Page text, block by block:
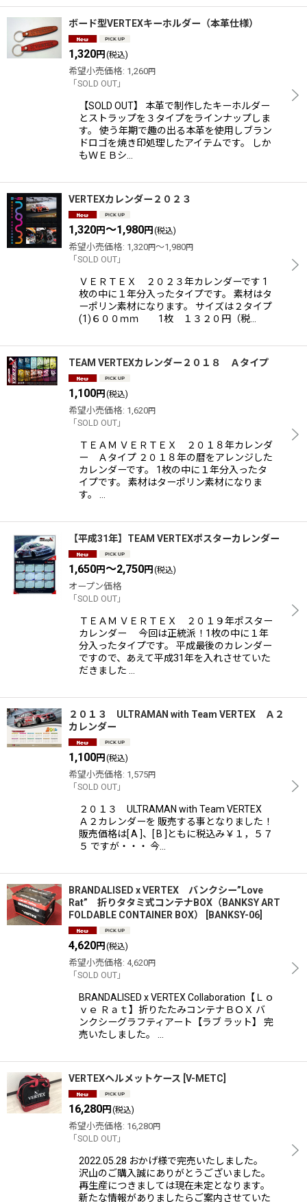
ボード型VERTEXキーホルダー（本革仕様）
1,320円 (税込)
希望小売価格: 1,260円
「SOLD OUT」
【SOLD OUT】 本革で制作したキーホルダー
とストラップを３タイプをラインナップしま
す。 使う年期で趣の出る本革を使用しブラン
ドロゴを焼き印処理したアイテムです。 しか
もＷＥＢシ…
VERTEXカレンダー２０２３
1,320円～1,980円 (税込)
希望小売価格: 1,320円～1,980円
「SOLD OUT」
ＶＥＲＴＥＸ ２０２３年カレンダーです 1
枚の中に１年分入ったタイプです。 素材はタ
ーポリン素材になります。 サイズは２タイプ
(1)６００ｍｍ 1枚 １３２０円（税…
TEAM VERTEXカレンダー２０１８ Ａタイプ
1,100円 (税込)
希望小売価格: 1,620円
「SOLD OUT」
ＴＥＡＭ ＶＥＲＴＥＸ ２０１８年カレンダ
ー Ａタイプ ２０１８年の暦をアレンジした
カレンダーです。 1枚の中に１年分入ったタ
イプです。 素材はターポリン素材になりま
す。 …
【平成31年】TEAM VERTEXポスターカレンダー
1,650円～2,750円 (税込)
オープン価格
「SOLD OUT」
ＴＥＡＭ ＶＥＲＴＥＸ ２０１９年ポスター
カレンダー 今回は正統派！1枚の中に１年
分入ったタイプです。 平成最後のカレンダー
ですので、あえて平成31年を入れさせていた
だきました …
２０１３ ULTRAMAN with Team VERTEX Ａ２
カレンダー
1,100円 (税込)
希望小売価格: 1,575円
「SOLD OUT」
２０１３ ULTRAMAN with Team VERTEX
Ａ２カレンダーを 販売する事となりました！
販売価格は[ A ]、[ B ]ともに税込み￥１，５７
５ ですが・・・ 今…
BRANDALISED x VERTEX バンクシー”Love
Rat” 折りタタミ式コンテナBOX（BANKSY ART
FOLDABLE CONTAINER BOX）
BANKSY-06
4,620円 (税込)
希望小売価格: 4,620円
「SOLD OUT」
BRANDALISED x VERTEX Collaboration【Ｌｏ
ｖｅ Ｒａｔ】折りたたみコンテナＢＯＸ バ
ンクシーグラフティアート【ラブ ラット】 完
売いたしました。 …
VERTEXヘルメットケース V-METC
16,280円 (税込)
希望小売価格: 16,280円
「SOLD OUT」
2022.05.28 おかげ様で完売いたしました。
沢山のご購入誠にありがとうございました。
再生産につきましては現在未定となります。
新たな情報がありましたらご案内させていた